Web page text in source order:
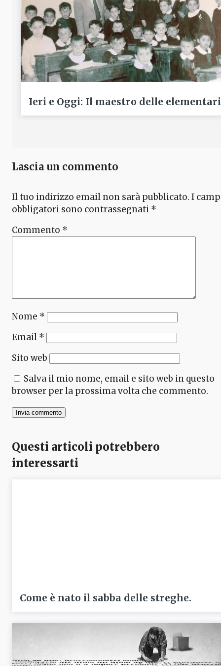
Ieri e Oggi: Il maestro delle elementari
Lascia un commento
Il tuo indirizzo email non sarà pubblicato. I
obbligatori sono contrassegnati *
Commento *
Nome *
Email *
Sito web
Salva il mio nome, email e sito web in questo
browser per la prossima volta che commento.
Questi articoli potrebbero
interessarti
Come è nato il sabba delle streghe.